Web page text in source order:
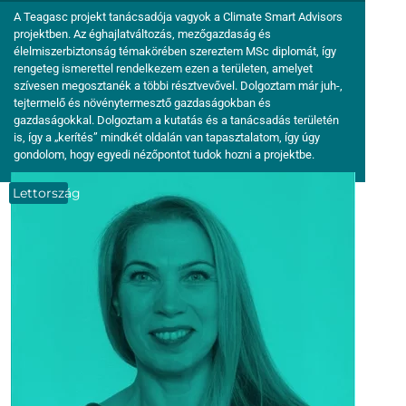
A Teagasc projekt tanácsadója vagyok a Climate Smart Advisors
projektben. Az éghajlatváltozás, mezőgazdaság és
élelmiszerbiztonság témakörében szereztem MSc diplomát, így
rengeteg ismerettel rendelkezem ezen a területen, amelyet
szívesen megosztanék a többi résztvevővel. Dolgoztam már juh-,
tejtermelő és növénytermesztő gazdaságokban és
gazdaságokkal. Dolgoztam a kutatás és a tanácsadás területén
is, így a „kerítés” mindkét oldalán van tapasztalatom, így úgy
gondolom, hogy egyedi nézőpontot tudok hozni a projektbe.
Lettország